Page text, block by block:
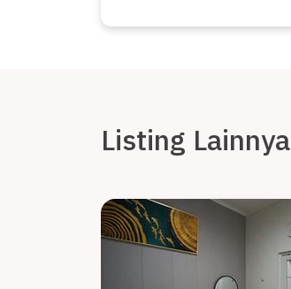
Listing Lainnya